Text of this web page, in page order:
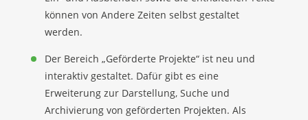
können von Andere Zeiten selbst gestaltet
werden.
Der Bereich „Geförderte Projekte“ ist neu und
interaktiv gestaltet. Dafür gibt es eine
Erweiterung zur Darstellung, Suche und
Archivierung von geförderten Projekten. Als